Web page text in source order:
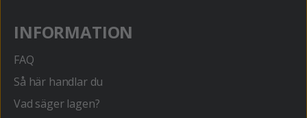
INFORMATION
FAQ
Så här handlar du
Vad säger lagen?